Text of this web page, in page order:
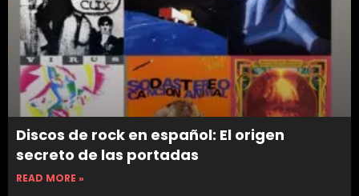
Discos de rock en español: El origen
secreto de las portadas
READ MORE »